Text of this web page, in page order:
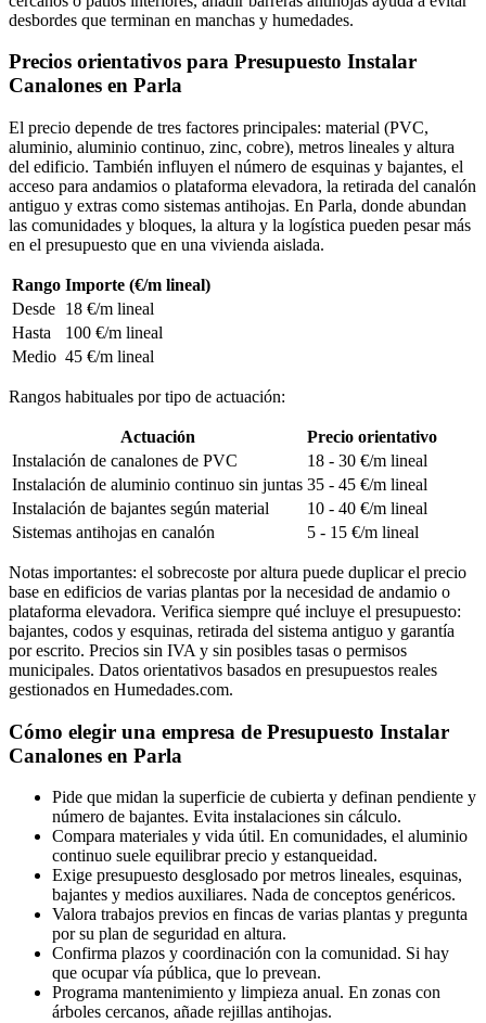
desbordes que terminan en manchas y humedades.
Precios orientativos para Presupuesto Instalar
Canalones en Parla
El precio depende de tres factores principales: material (PVC,
aluminio, aluminio continuo, zinc, cobre), metros lineales y altura
del edificio. También influyen el número de esquinas y bajantes, el
acceso para andamios o plataforma elevadora, la retirada del canalón
antiguo y extras como sistemas antihojas. En Parla, donde abundan
las comunidades y bloques, la altura y la logística pueden pesar más
en el presupuesto que en una vivienda aislada.
Rango Importe (€/m lineal)
Desde 18 €/m lineal
Hasta
100 €/m lineal
Medio 45 €/m lineal
Rangos habituales por tipo de actuación:
Actuación
Precio orientativo
Instalación de canalones de PVC
18 - 30 €/m lineal
Instalación de aluminio continuo sin juntas 35 - 45 €/m lineal
Instalación de bajantes según material
10 - 40 €/m lineal
Sistemas antihojas en canalón
5 - 15 €/m lineal
Notas importantes: el sobrecoste por altura puede duplicar el precio
base en edificios de varias plantas por la necesidad de andamio o
plataforma elevadora. Verifica siempre qué incluye el presupuesto:
bajantes, codos y esquinas, retirada del sistema antiguo y garantía
por escrito. Precios sin IVA y sin posibles tasas o permisos
municipales. Datos orientativos basados en presupuestos reales
gestionados en Humedades.com.
Cómo elegir una empresa de Presupuesto Instalar
Canalones en Parla
Pide que midan la superficie de cubierta y definan pendiente y
número de bajantes. Evita instalaciones sin cálculo.
Compara materiales y vida útil. En comunidades, el aluminio
continuo suele equilibrar precio y estanqueidad.
Exige presupuesto desglosado por metros lineales, esquinas,
bajantes y medios auxiliares. Nada de conceptos genéricos.
Valora trabajos previos en fincas de varias plantas y pregunta
por su plan de seguridad en altura.
Confirma plazos y coordinación con la comunidad. Si hay
que ocupar vía pública, que lo prevean.
Programa mantenimiento y limpieza anual. En zonas con
árboles cercanos, añade rejillas antihojas.